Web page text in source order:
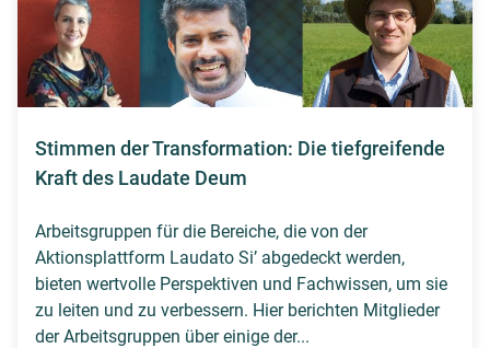
Stimmen der Transformation: Die tiefgreifende
Kraft des Laudate Deum
Arbeitsgruppen für die Bereiche, die von der
Aktionsplattform Laudato Si’ abgedeckt werden,
bieten wertvolle Perspektiven und Fachwissen, um sie
zu leiten und zu verbessern. Hier berichten Mitglieder
der Arbeitsgruppen über einige der...